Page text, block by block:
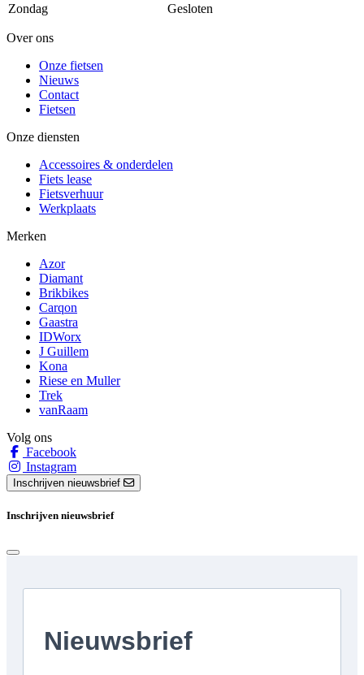
Zondag
Gesloten
Over ons
Onze fietsen
Nieuws
Contact
Fietsen
Onze diensten
Accessoires & onderdelen
Fiets lease
Fietsverhuur
Werkplaats
Merken
Azor
Diamant
Brikbikes
Carqon
Gaastra
IDWorx
J Guillem
Kona
Riese en Muller
Trek
vanRaam
Volg ons
Facebook
Instagram
Inschrijven nieuwsbrief
Inschrijven nieuwsbrief